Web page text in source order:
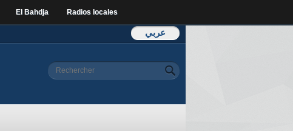
El Bahdja Radios locales
عربي
Formulaire de
Rechercher